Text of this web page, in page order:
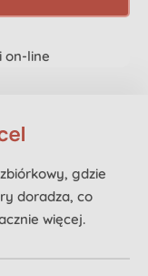
on-line
gdzie
doradza, co
więcej.